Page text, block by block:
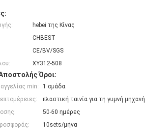
hebei της Κίνας
CHBEST
CE/BV/SGS
XY312-508
Όροι:
min:
1 ομάδα
πλαστική ταινία για τη γυμνή μηχανή
50-60 ημέρες
10sets/μήνα